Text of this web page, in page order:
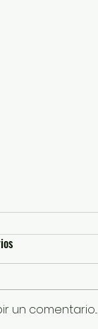
un comentario...